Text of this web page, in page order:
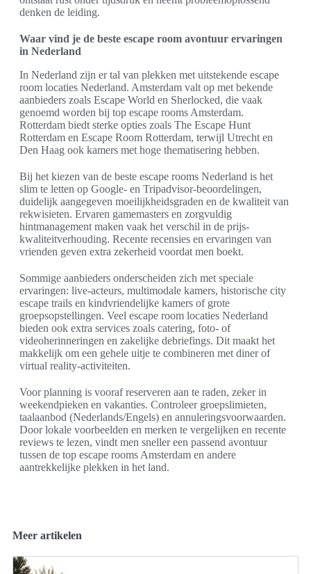
denken de leiding.
Waar vind je de beste escape room avontuur ervaringen
in Nederland
In Nederland zijn er tal van plekken met uitstekende escape
room locaties Nederland. Amsterdam valt op met bekende
aanbieders zoals Escape World en Sherlocked, die vaak
genoemd worden bij top escape rooms Amsterdam.
Rotterdam biedt sterke opties zoals The Escape Hunt
Rotterdam en Escape Room Rotterdam, terwijl Utrecht en
Den Haag ook kamers met hoge thematisering hebben.
Bij het kiezen van de beste escape rooms Nederland is het
slim te letten op Google- en Tripadvisor-beoordelingen,
duidelijk aangegeven moeilijkheidsgraden en de kwaliteit van
rekwisieten. Ervaren gamemasters en zorgvuldig
hintmanagement maken vaak het verschil in de prijs-
kwaliteitverhouding. Recente recensies en ervaringen van
vrienden geven extra zekerheid voordat men boekt.
Sommige aanbieders onderscheiden zich met speciale
ervaringen: live-acteurs, multimodale kamers, historische city
escape trails en kindvriendelijke kamers of grote
groepsopstellingen. Veel escape room locaties Nederland
bieden ook extra services zoals catering, foto- of
videoherinneringen en zakelijke debriefings. Dit maakt het
makkelijk om een gehele uitje te combineren met diner of
virtual reality-activiteiten.
Voor planning is vooraf reserveren aan te raden, zeker in
weekendpieken en vakanties. Controleer groepslimieten,
taalaanbod (Nederlands/Engels) en annuleringsvoorwaarden.
Door lokale voorbeelden en merken te vergelijken en recente
reviews te lezen, vindt men sneller een passend avontuur
tussen de top escape rooms Amsterdam en andere
aantrekkelijke plekken in het land.
Meer artikelen